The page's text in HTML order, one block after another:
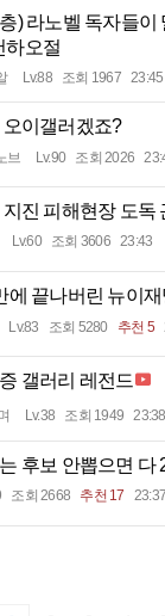
) 라노벨 독자들이
하오절
Lv.88 조회 1967 23:45
오이갤러겠죠?
브 Lv.90 조회 2026
지진 피해현장 도독
Lv.60 조회 3606 23:43
에 끝나버린 뉴이
Lv.83 조회 5280 추천 5
갤러리 레전드
Lv.38 조회 1949 23:38
후보 안뽑으면 다
조회 2668 추천 17 23:37